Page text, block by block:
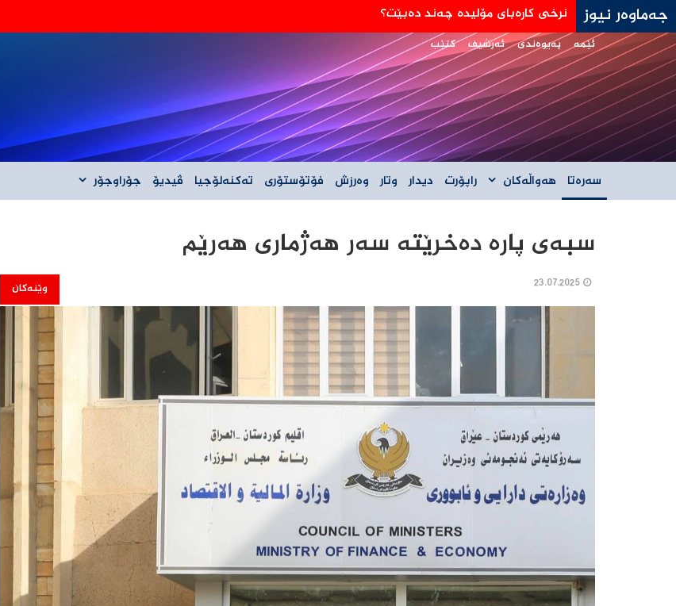
جەماوەر نیوز
ئێمە پەیوەندی ئەرشیف کتێب
سەرەتا هەواڵەکان راپۆرت دیدار وتار وەرزش فۆتۆستۆری تەکنەلۆجیا ڤیدیۆ جۆراوجۆر
سبەی پارە دەخرێتە سەر هەژماری هەرێم
وێنەکان